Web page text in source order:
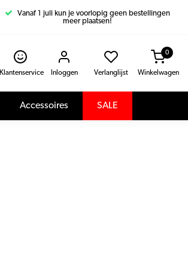
Vanaf 1 juli kun je voorlopig geen bestellingen
meer plaatsen!
Klantenservice Inloggen Verlanglijst Winkelwagen
0
Accessoires SALE